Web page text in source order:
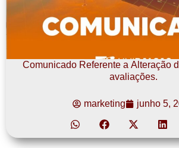
Comunicado Referente a Alteração
avaliações.
marketing junho 5,